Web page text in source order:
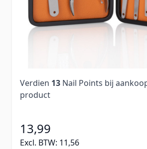
gezicht. Deze set wordt geleverd
zwart mapje, zodat je al je tools
bij elkaar bewaart.
Verdien 13 Nail Points bij
product
13,99
Excl. BTW: 11,56